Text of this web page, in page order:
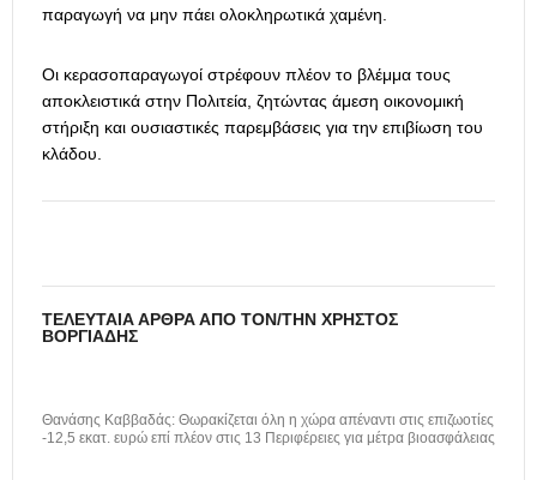
παραγωγή να μην πάει ολοκληρωτικά χαμένη.
Οι κερασοπαραγωγοί στρέφουν πλέον το βλέμμα τους
αποκλειστικά στην Πολιτεία, ζητώντας άμεση οικονομική
στήριξη και ουσιαστικές παρεμβάσεις για την επιβίωση του
κλάδου.
ΤΕΛΕΥΤΑΊΑ ΆΡΘΡΑ ΑΠΌ ΤΟΝ/ΤΗΝ ΧΡΉΣΤΟΣ
ΒΟΡΓΙΆΔΗΣ
Θανάσης Καββαδάς: Θωρακίζεται όλη η χώρα απέναντι στις επιζωοτίες
-12,5 εκατ. ευρώ επί πλέον στις 13 Περιφέρειες για μέτρα βιοασφάλειας